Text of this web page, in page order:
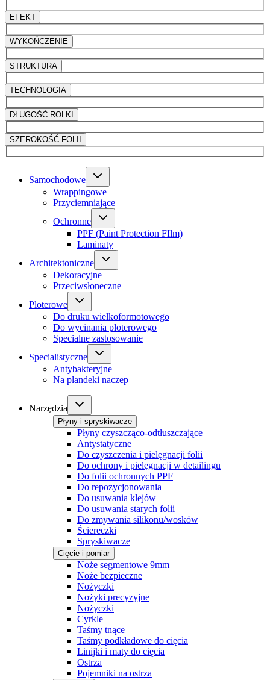
EFEKT
WYKOŃCZENIE
STRUKTURA
TECHNOLOGIA
DŁUGOŚĆ ROLKI
SZEROKOŚĆ FOLII
Samochodowe
Wrappingowe
Przyciemniające
Ochronne
PPF (Paint Protection FIlm)
Laminaty
Architektoniczne
Dekoracyjne
Przeciwsłoneczne
Ploterowe
Do druku wielkoformotowego
Do wycinania ploterowego
Specialne zastosowanie
Specialistyczne
Antybakteryjne
Na plandeki naczep
Narzędzia
Płyny i spryskiwacze
Płyny czyszcząco-odtłuszczające
Antystatyczne
Do czyszczenia i pielęgnacji folii
Do ochrony i pielęgnacji w detailingu
Do folii ochronnych PPF
Do repozycjonowania
Do usuwania klejów
Do usuwania starych folii
Do zmywania silikonu/wosków
Ściereczki
Spryskiwacze
Cięcie i pomiar
Noże segmentowe 9mm
Noże bezpieczne
Nożyczki
Nożyki precyzyjne
Nożyczki
Cyrkle
Taśmy tnące
Taśmy podkładowe do cięcia
Linijki i maty do cięcia
Ostrza
Pojemniki na ostrza